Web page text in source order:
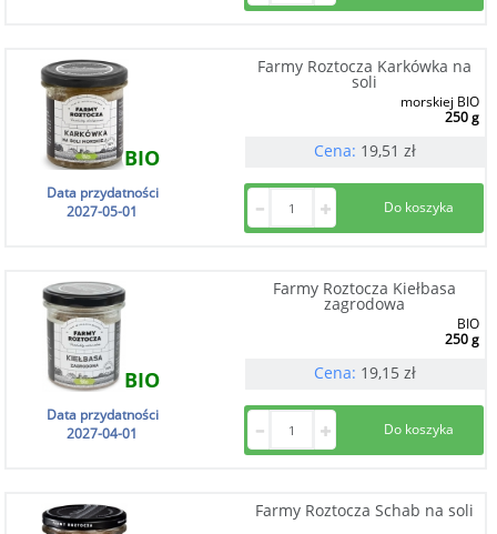
Farmy Roztocza Karkówka na
soli
BIO
morskiej BIO
250 g
Cena: 19,51 zł
Data przydatności
2027-05-01
Farmy Roztocza Kiełbasa
zagrodowa
BIO
BIO
250 g
Cena: 19,15 zł
Data przydatności
2027-04-01
Farmy Roztocza Schab na soli